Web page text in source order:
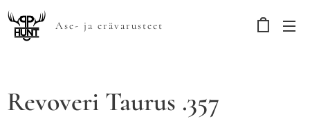
Ase- ja erävarusteet
Revoveri Taurus .357